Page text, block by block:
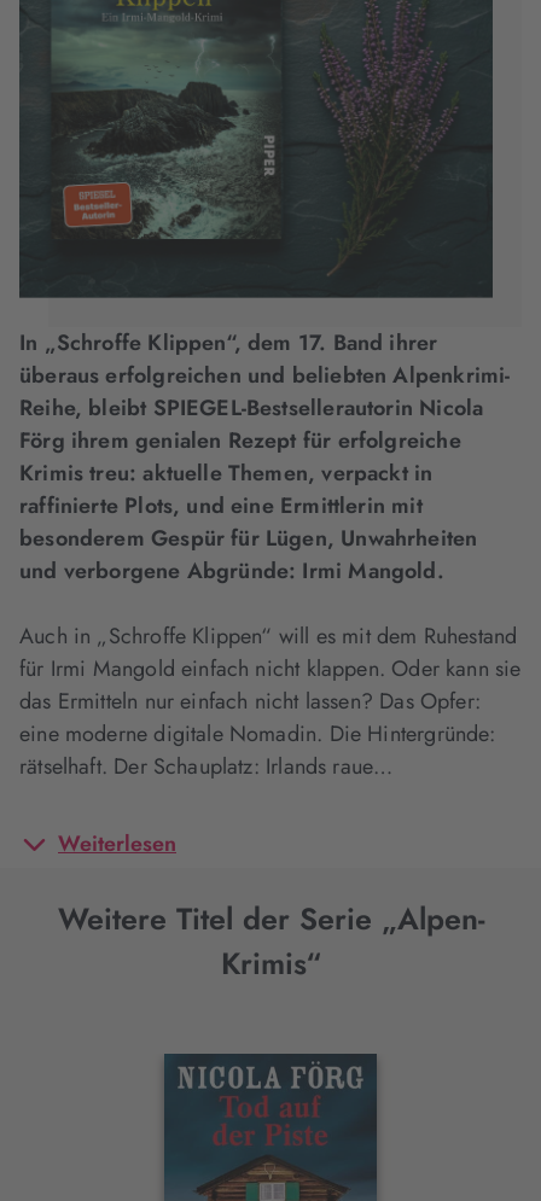
In „Schroffe Klippen“, dem 17. Band ihrer
überaus erfolgreichen und beliebten Alpenkrimi-
Reihe, bleibt SPIEGEL-Bestsellerautorin Nicola
Förg ihrem genialen Rezept für erfolgreiche
Krimis treu: aktuelle Themen, verpackt in
raffinierte Plots, und eine Ermittlerin mit
besonderem Gespür für Lügen, Unwahrheiten
und verborgene Abgründe: Irmi Mangold.
Auch in „Schroffe Klippen“ will es mit dem Ruhestand
für Irmi Mangold einfach nicht klappen. Oder kann sie
das Ermitteln nur einfach nicht lassen? Das Opfer:
eine moderne digitale Nomadin. Die Hintergründe:
rätselhaft. Der Schauplatz: Irlands raue…
Weiterlesen
Weitere Titel der Serie „Alpen-
Krimis“
Interaktives